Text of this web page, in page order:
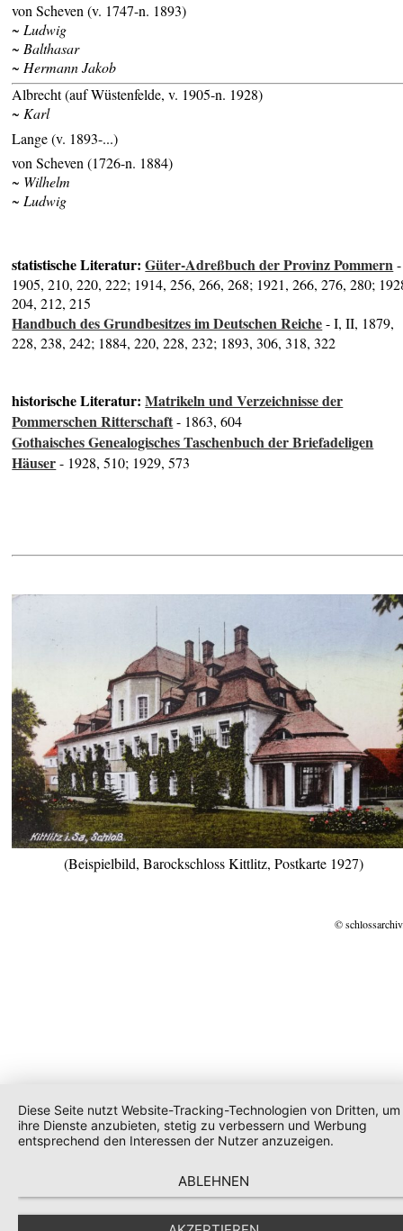
von Scheven (v. 1747-n. 1893)
~ Ludwig
~ Balthasar
~ Hermann Jakob
Albrecht (auf Wüstenfelde, v. 1905-n. 1928)
~ Karl
Lange (v. 1893-...)
von Scheven (1726-n. 1884)
~ Wilhelm
~ Ludwig
statistische Literatur:Güter-Adreßbuch der Provinz Pommern-
1905, 210, 220, 222; 1914, 256, 266, 268; 1921, 266, 276, 280;
204, 212, 215
Handbuch des Grundbesitzes im Deutschen Reiche- I, II, 1879,
228, 238, 242; 1884, 220, 228, 232; 1893, 306, 318, 322
historische Literatur:Matrikeln und Verzeichnisse der
Pommerschen Ritterschaft- 1863, 604
Gothaisches Genealogisches Taschenbuch der Briefadeligen
Häuser- 1928, 510; 1929, 573
(Beispielbild, Barockschloss Kittlitz, Postkarte 1927)
©
Diese Seite nutzt Website-Tracking-Technologien von Dritten, um
ihre Dienste anzubieten, stetig zu verbessern und Werbung
entsprechend den Interessen der Nutzer anzuzeigen.
ABLEHNEN